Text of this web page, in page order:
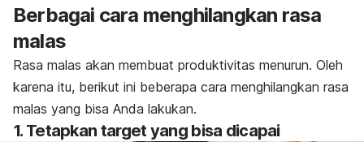
Berbagai cara menghilangkan rasa
malas
Rasa malas akan membuat produktivitas menurun. Oleh
karena itu, berikut ini beberapa cara menghilangkan rasa
malas yang bisa Anda lakukan.
1. Tetapkan target yang bisa dicapai